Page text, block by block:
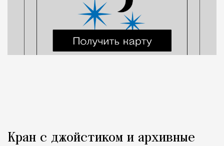
Кран с джойстиком и архивные